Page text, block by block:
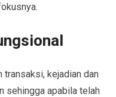
transaksi, kejadian dan
sehingga apabila telah